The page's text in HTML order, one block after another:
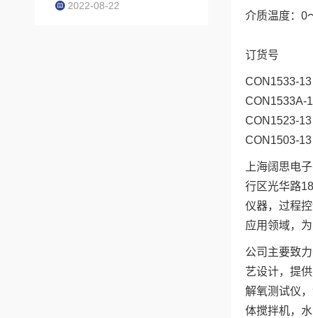
介质温度：
订货号
CON1533-
CON1533A-
CON1523-
CON1503-
上海阔思电
行区光华路
仪器，过程
应用领域，
公司主要致
艺设计，提
解氧测试仪
体搅拌机，
2022-08-22